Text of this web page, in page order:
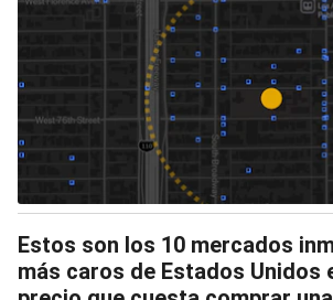
Estos son los 10 mercados
más caros de Estados Unidos